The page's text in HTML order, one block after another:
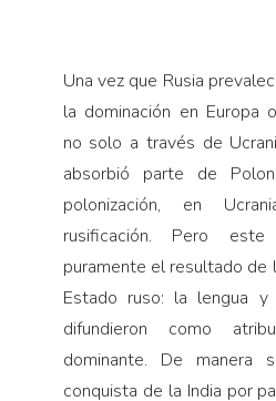
Una vez que Rusia
la dominación en Europa
no solo a través de
absorbió parte de
polonización, en
rusificación. Pero
puramente el resultado de
Estado ruso: la lengua
difundieron como
dominante. De manera
conquista de la India por